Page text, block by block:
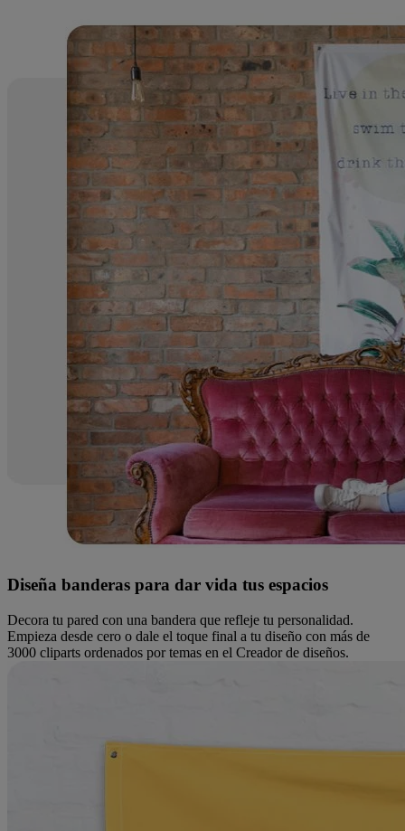
Diseña banderas para dar vida tus espacios
Decora tu pared con una bandera que refleje tu personalidad.
Empieza desde cero o dale el toque final a tu diseño con más de
3000 cliparts ordenados por temas en el Creador de diseños.